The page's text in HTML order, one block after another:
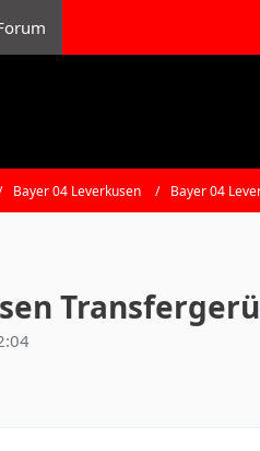
Bayer 04 Leverkusen Bayer 04